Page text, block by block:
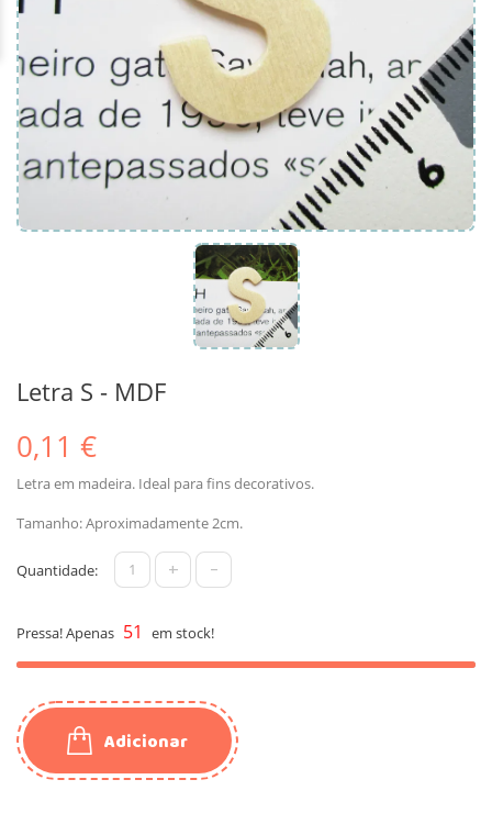
Letra S - MDF
0,11 €
Letra em madeira. Ideal para fins decorativos.
Tamanho: Aproximadamente 2cm.
Quantidade: + -
Pressa! Apenas 51 em stock!
Adicionar